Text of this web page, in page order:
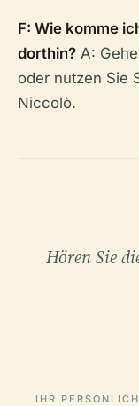
F: Wie komme
dorthin? A:
oder nutzen Sie
Niccolò.
Hören Sie
IHR